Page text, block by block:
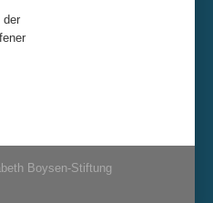
der
Boysen-Stiftung